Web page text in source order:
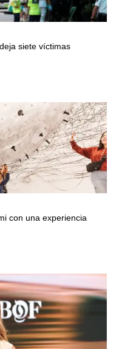
siete víctimas
con una experiencia